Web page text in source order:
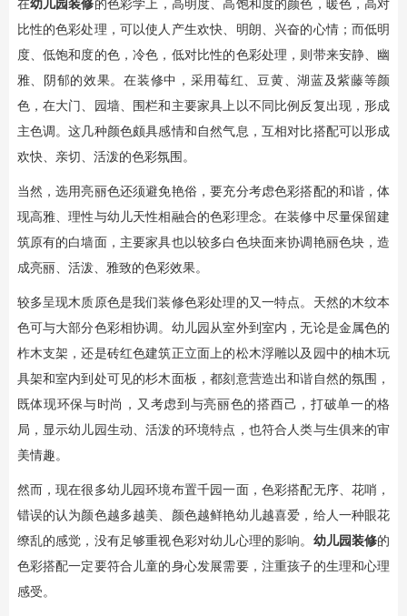
在幼儿园装修的色彩学上，高明度、高饱和度的颜色，暖色，高对
比性的色彩处理，可以使人产生欢快、明朗、兴奋的心情；而低明
度、低饱和度的色，冷色，低对比性的色彩处理，则带来安静、幽
雅、阴郁的效果。在装修中，采用莓红、豆黄、湖蓝及紫藤等颜
色，在大门、园墙、围栏和主要家具上以不同比例反复出现，形成
主色调。这几种颜色颇具感情和自然气息，互相对比搭配可以形成
欢快、亲切、活泼的色彩氛围。
当然，选用亮丽色还须避免艳俗，要充分考虑色彩搭配的和谐，体
现高雅、理性与幼儿天性相融合的色彩理念。在装修中尽量保留建
筑原有的白墙面，主要家具也以较多白色块面来协调艳丽色块，造
成亮丽、活泼、雅致的色彩效果。
较多呈现木质原色是我们装修色彩处理的又一特点。天然的木纹本
色可与大部分色彩相协调。幼儿园从室外到室内，无论是金属色的
柞木支架，还是砖红色建筑正立面上的松木浮雕以及园中的柚木玩
具架和室内到处可见的杉木面板，都刻意营造出和谐自然的氛围，
既体现环保与时尚，又考虑到与亮丽色的搭酉己，打破单一的格
局，显示幼儿园生动、活泼的环境特点，也符合人类与生俱来的审
美情趣。
然而，现在很多幼儿园环境布置千园一面，色彩搭配无序、花哨，
错误的认为颜色越多越美、颜色越鲜艳幼儿越喜爱，给人一种眼花
缭乱的感觉，没有足够重视色彩对幼儿心理的影响。 幼儿园装修的
色彩搭配一定要符合儿童的身心发展需要，注重孩子的生理和心理
感受。